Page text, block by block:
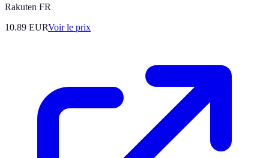
Rakuten FR
10.89 EURVoir le prix